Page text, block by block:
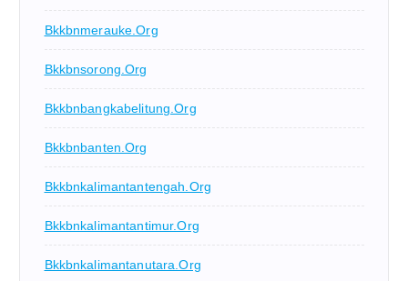
Bkkbnmerauke.org
Bkkbnsorong.org
Bkkbnbangkabelitung.org
Bkkbnbanten.org
Bkkbnkalimantantengah.org
Bkkbnkalimantantimur.org
Bkkbnkalimantanutara.org